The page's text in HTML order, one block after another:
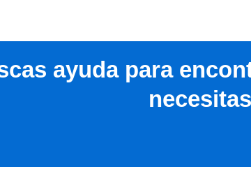
ayuda para